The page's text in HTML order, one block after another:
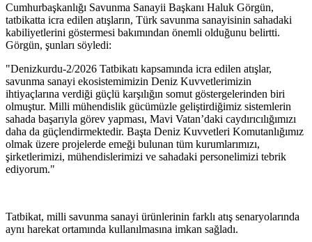
Cumhurbaşkanlığı Savunma Sanayii Başkanı Haluk Görgün,
tatbikatta icra edilen atışların, Türk savunma sanayisinin sahadaki
kabiliyetlerini göstermesi bakımından önemli olduğunu belirtti.
Görgün, şunları söyledi:
"Denizkurdu-2/2026 Tatbikatı kapsamında icra edilen atışlar,
savunma sanayi ekosistemimizin Deniz Kuvvetlerimizin
ihtiyaçlarına verdiği güçlü karşılığın somut göstergelerinden biri
olmuştur. Milli mühendislik gücümüzle geliştirdiğimiz sistemlerin
sahada başarıyla görev yapması, Mavi Vatan’daki caydırıcılığımızı
daha da güçlendirmektedir. Başta Deniz Kuvvetleri Komutanlığımız
olmak üzere projelerde emeği bulunan tüm kurumlarımızı,
şirketlerimizi, mühendislerimizi ve sahadaki personelimizi tebrik
ediyorum."
Tatbikat, milli savunma sanayi ürünlerinin farklı atış senaryolarında
aynı harekat ortamında kullanılmasına imkan sağladı.